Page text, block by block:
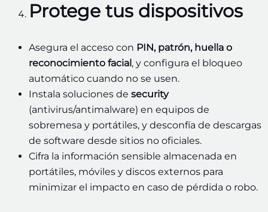
Protege tus dispositivos
Asegura el acceso con PIN, patrón, huella o
reconocimiento facial , y configura el bloqueo
automático cuando no se usen.
Instala soluciones de security
(antivirus/antimalware) en equipos de
sobremesa y portátiles, y desconfía de descargas
de software desde sitios no oficiales.
Cifra la información sensible almacenada en
portátiles, móviles y discos externos para
minimizar el impacto en caso de pérdida o robo.